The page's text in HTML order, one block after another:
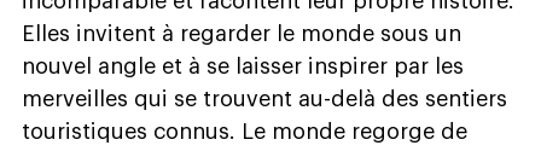
Elles invitent à regarder le monde sous un
nouvel angle et à se laisser inspirer par les
merveilles qui se trouvent au-delà des sentiers
touristiques connus. Le monde regorge de